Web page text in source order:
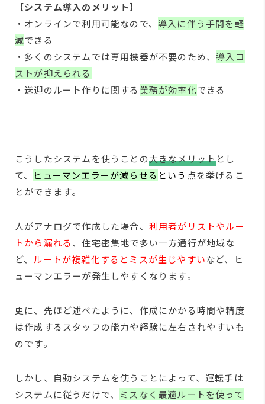
【システム導入のメリット】
・オンラインで利用可能なので、 導入に伴う手間を軽
減できる
・多くのシステムでは専用機器が不要のため、導入コ
ストが抑えられる
・送迎のルート作りに関する 業務が効率化できる
こうしたシステムを使うことの大きなメリットとし
て、
ヒューマンエラーが減らせる という 点を挙げるこ
とができます。
人がアナログで作成した場合、 利用者がリストやルー
トから漏れる、住宅密集地で多い一方通行が地域な
ど、 ルートが複雑化するとミスが生じやすいなど、ヒ
ューマンエラーが発生しやすくなります。
更に、先ほど述べたように、作成にかかる時間や精度
は作成するスタッフの能力や経験に左右されやすいも
のです。
しかし、自動システムを使うことによって、運転手は
システムに従うだけで、 ミスなく最適ルートを使って